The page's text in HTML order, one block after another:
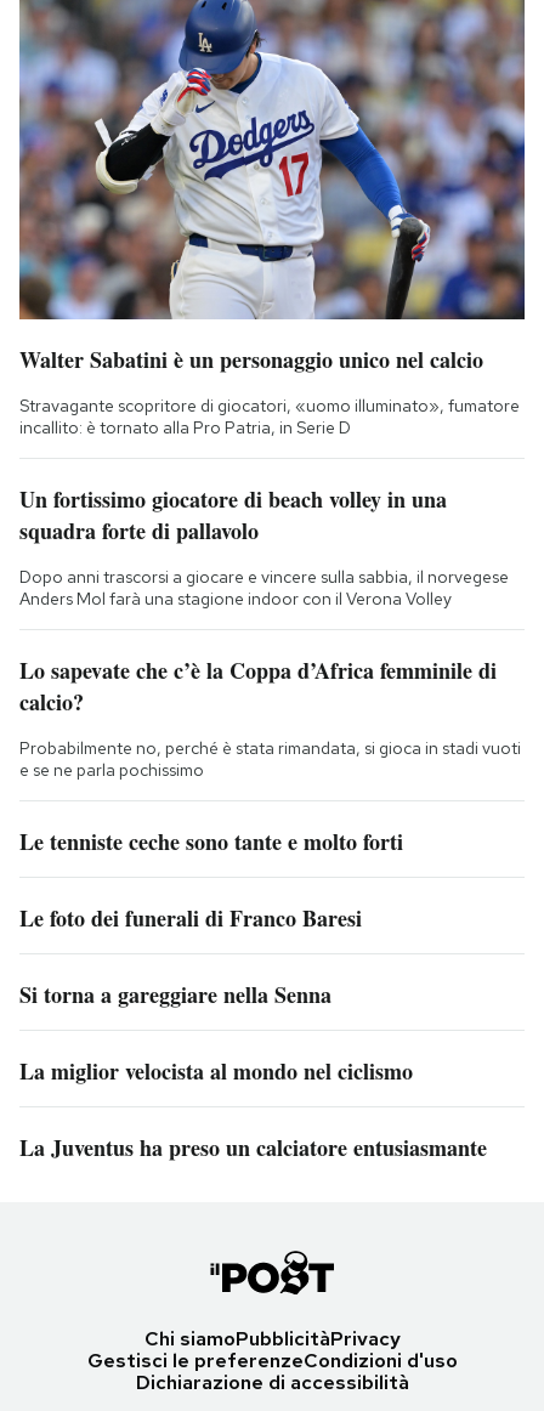
Walter Sabatini è un personaggio unico nel calcio
Stravagante scopritore di giocatori, «uomo illuminato», fumatore
incallito: è tornato alla Pro Patria, in Serie D
Un fortissimo giocatore di beach volley in una
squadra forte di pallavolo
Dopo anni trascorsi a giocare e vincere sulla sabbia, il norvegese
Anders Mol farà una stagione indoor con il Verona Volley
Lo sapevate che c’è la Coppa d’Africa femminile di
calcio?
Probabilmente no, perché è stata rimandata, si gioca in stadi vuoti
e se ne parla pochissimo
Le tenniste ceche sono tante e molto forti
Le foto dei funerali di Franco Baresi
Si torna a gareggiare nella Senna
La miglior velocista al mondo nel ciclismo
La Juventus ha preso un calciatore entusiasmante
Chi siamoPubblicitàPrivacy
Gestisci le preferenzeCondizioni d'uso
Dichiarazione di accessibilità